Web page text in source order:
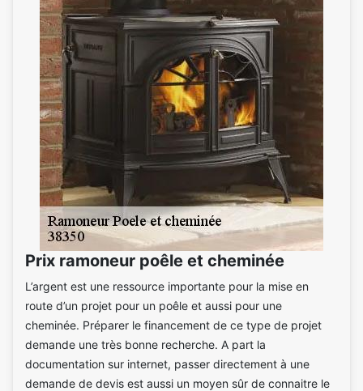
Prix ramoneur poêle et cheminée
L’argent est une ressource importante pour la mise en
route d’un projet pour un poêle et aussi pour une
cheminée. Préparer le financement de ce type de projet
demande une très bonne recherche. A part la
documentation sur internet, passer directement à une
demande de devis est aussi un moyen sûr de connaitre le